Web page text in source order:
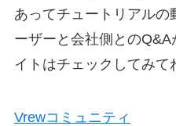
あってチュートリアル
ーザーと会社側との
イトはチェックしてみて
Vrewコミュニティ